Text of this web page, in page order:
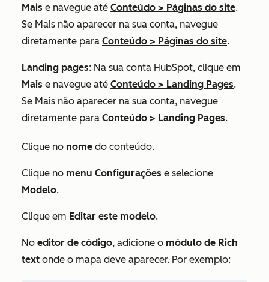
Mais e navegue até Conteúdo > Páginas do site.
Se Mais não aparecer na sua conta, navegue
diretamente para Conteúdo > Páginas do site.
Landing pages: Na sua conta HubSpot, clique em
Mais e navegue até Conteúdo > Landing Pages.
Se Mais não aparecer na sua conta, navegue
diretamente para Conteúdo > Landing Pages.
Clique no nome do conteúdo.
Clique no menu Configurações e selecione
Modelo.
Clique em Editar este modelo.
No editor de código, adicione o módulo de Rich
text onde o mapa deve aparecer. Por exemplo: